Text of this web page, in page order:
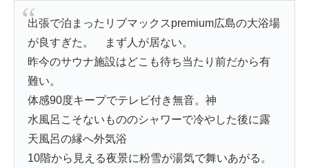
出張で泊まったリブマックスpremium広島の大浴場
が良すぎた。 まず人が居ない。
昨今のサウナ施設はどこも待ち当たり前だから有
難い。
体感90度キープでテレビ付き無音。神
水風呂こそないもののシャワーで冷やした後に露
天風呂の縁へ外気浴
10階から見える夜景に粉雪が湯気で舞いあがる。